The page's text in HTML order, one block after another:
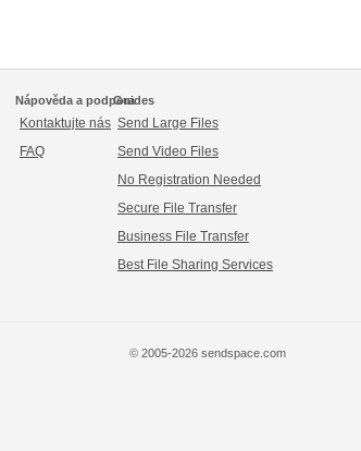
Nápověda a podpora
Kontaktujte nás
FAQ
Guides
Send Large Files
Send Video Files
No Registration Needed
Secure File Transfer
Business File Transfer
Best File Sharing Services
© 2005-2026 sendspace.com